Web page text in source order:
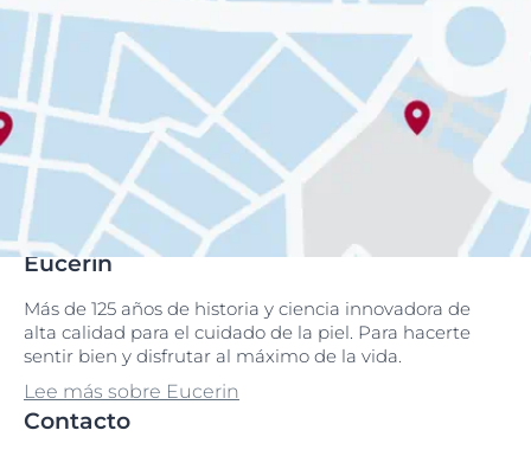
Eucerin
Más de 125 años de historia y ciencia innovadora de
alta calidad para el cuidado de la piel. Para hacerte
sentir bien y disfrutar al máximo de la vida.
Lee más sobre Eucerin
Contacto